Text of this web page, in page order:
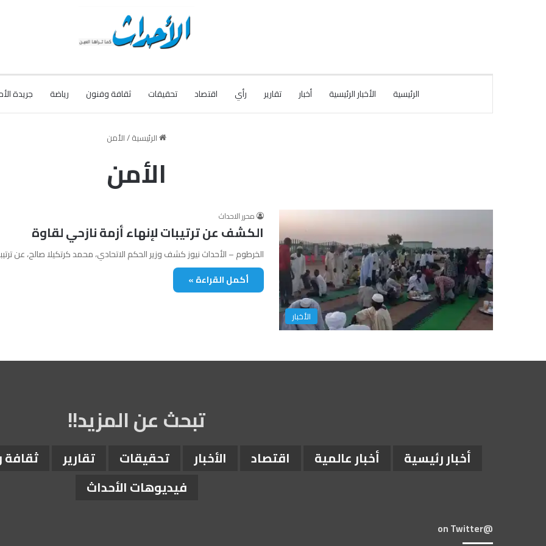
الرئيسية الأخبار الرئيسية أخبار تقارير رأي اقتصاد تحقيقات ثقافة وفنون رياضة جريدة
الرئيسية/الأمن
الأمن
الأخبار
محرر الاحداث
الكشف عن ترتيبات لإنهاء أزمة نازحي لقاوة
الخرطوم – الأحداث نيوز كشف وزير الحكم الاتحادي، محمد كرتكيلا صالح، عن
أكمل القراءة »
تبحث عن المزيد!!
أخبار رئيسية أخبار عالمية اقتصاد الأخبار تحقيقات تقارير
فيديوهات الأحداث
@on Twitter